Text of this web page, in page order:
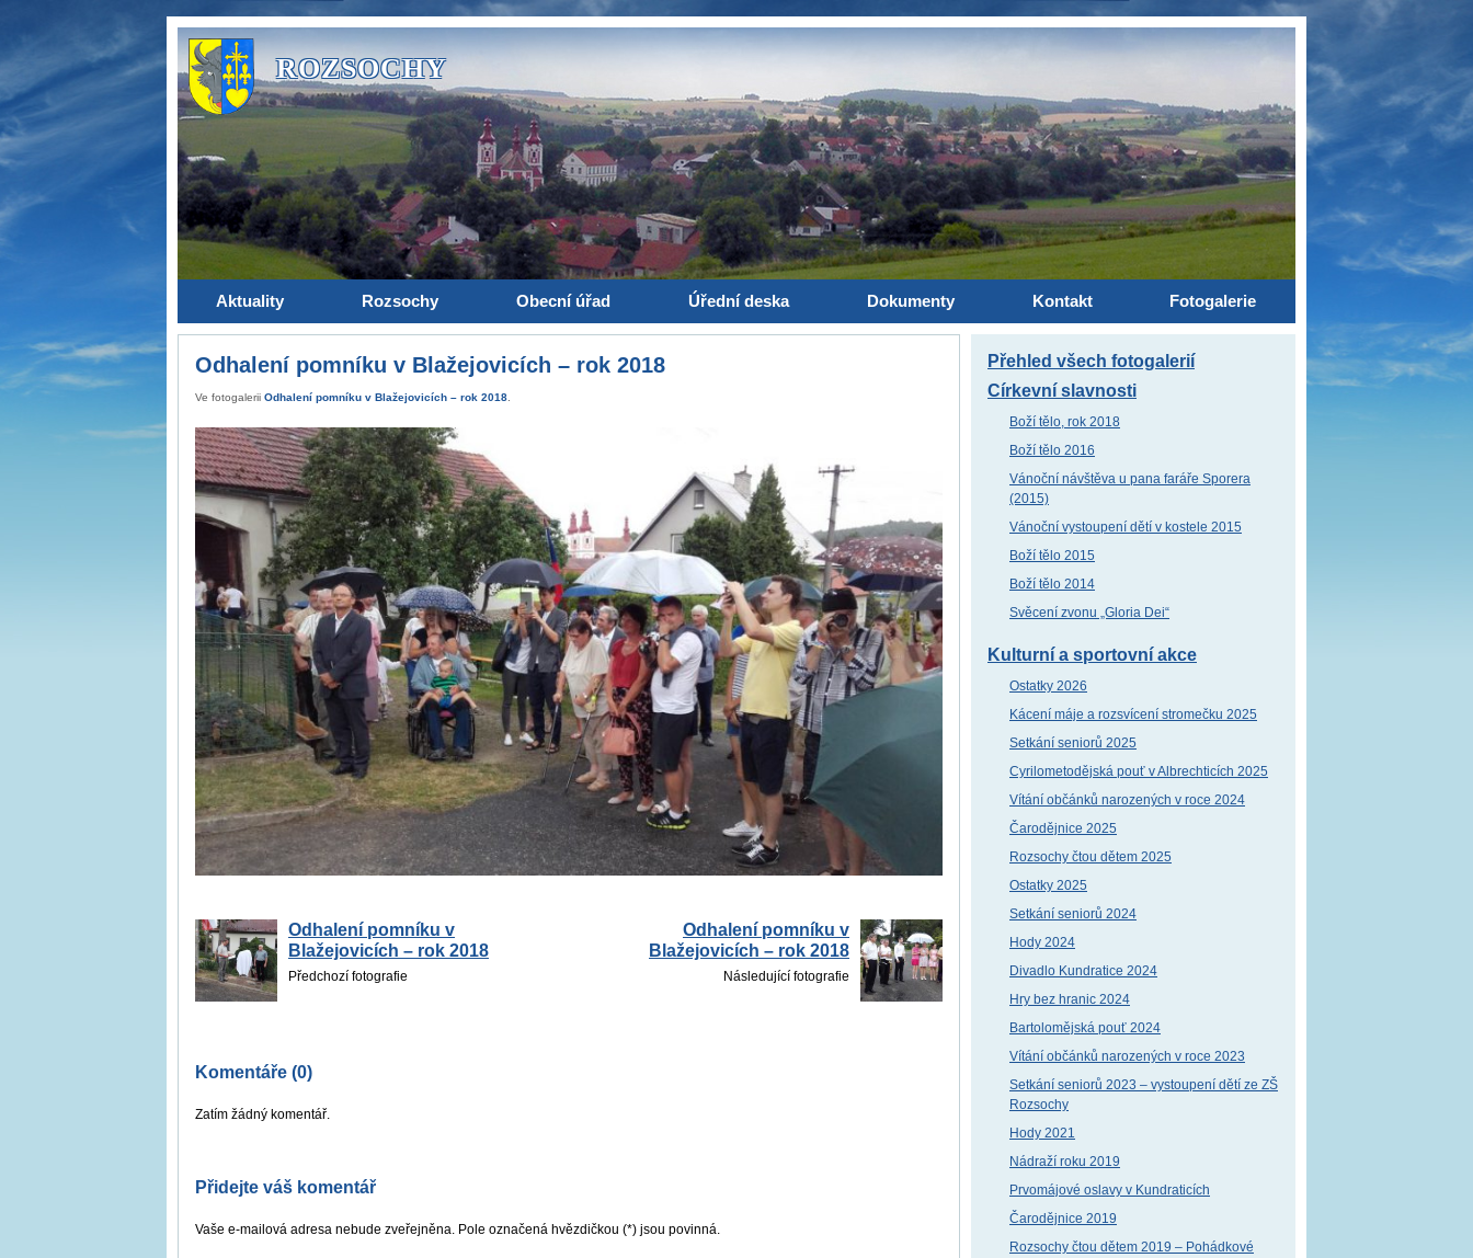
ROZSOCHY
Aktuality Rozsochy Obecní úřad Úřední deska Dokumenty Kontakt Fotogalerie
Odhalení pomníku v Blažejovicích – rok 2018
Ve fotogalerii Odhalení pomníku v Blažejovicích – rok 2018
Odhalení pomníku v
Blažejovicích – rok 2018
Předchozí fotografie
Odhalení pomníku v
Blažejovicích – rok 2018
Následující fotografie
Komentáře (0)
Zatím žádný komentář.
Přidejte váš komentář
Vaše e-mailová adresa nebude zveřejněna. Pole označená hvězdičkou (*) jsou povinná.
Přehled všech fotogalerií
Církevní slavnosti
Boží tělo, rok 2018
Boží tělo 2016
Vánoční návštěva u pana faráře Sporera
(2015)
Vánoční vystoupení dětí v kostele 2015
Boží tělo 2015
Boží tělo 2014
Svěcení zvonu „Gloria Dei“
Kulturní a sportovní akce
Ostatky 2026
Kácení máje a rozsvícení stromečku 2025
Setkání seniorů 2025
Cyrilometodějská pouť v Albrechticích 2025
Vítání občánků narozených v roce 2024
Čarodějnice 2025
Rozsochy čtou dětem 2025
Ostatky 2025
Setkání seniorů 2024
Hody 2024
Divadlo Kundratice 2024
Hry bez hranic 2024
Bartolomějská pouť 2024
Vítání občánků narozených v roce 2023
Setkání seniorů 2023 – vystoupení dětí ze ZŠ
Rozsochy
Hody 2021
Nádraží roku 2019
Prvomájové oslavy v Kundraticích
Čarodějnice 2019
Rozsochy čtou dětem 2019 – Pohádkové